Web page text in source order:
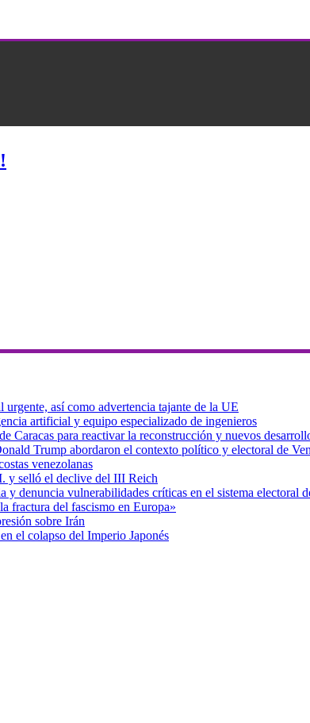
así como advertencia tajante de la UE
artificial y equipo especializado de ingenieros
Caracas para reactivar la reconstrucción y nuevos
Trump abordaron el contexto político y electoral de
venezolanas
y selló el declive del III Reich
y denuncia vulnerabilidades críticas en el sistema electoral
fractura del fascismo en Europa»
sobre Irán
el colapso del Imperio Japonés